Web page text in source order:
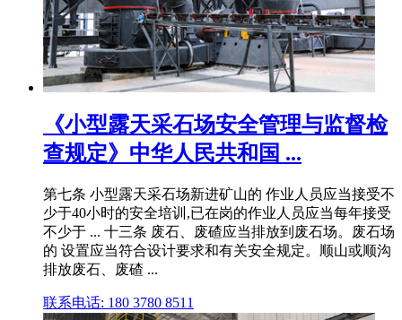
《小型露天采石场安全管理与监督检
查规定》中华人民共和国 ...
第七条 小型露天采石场新进矿山的 作业人员应当接受不
少于40小时的安全培训,已在岗的作业人员应当每年接受
不少于 ... 十三条 废石、废碴应当排放到废石场。废石场
的 设置应当符合设计要求和有关安全规定。顺山或顺沟
排放废石、废碴 ...
联系电话: 180 3780 8511